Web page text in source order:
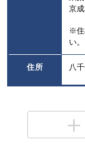
京
※住
い。
住所 八